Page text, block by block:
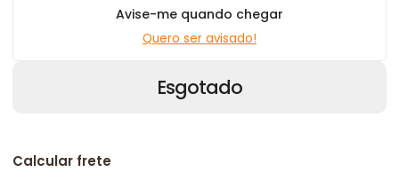
Esgotado
Avise-me quando chegar
Quero ser avisado!
Calcular frete